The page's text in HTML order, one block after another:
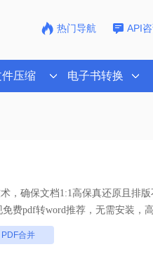
热门导航 API
件压缩 电子书转换
，确保文档1:1高保真还原且排
免费pdf转word推荐，无需安装，
PDF合并